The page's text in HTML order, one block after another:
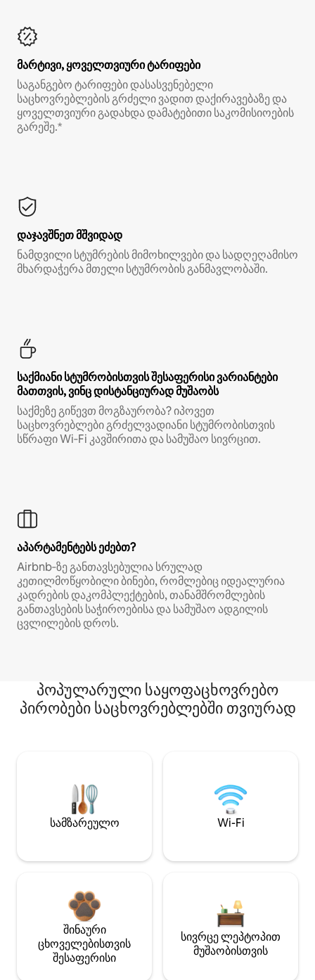
მარტივი, ყოველთვიური ტარიფები
საგანგებო ტარიფები დასასვენებელი
საცხოვრებლების გრძელი ვადით დაქირავებაზე და
ყოველთვიური გადახდა დამატებითი საკომისიოების
გარეშე.*
დაჯავშნეთ მშვიდად
ნამდვილი სტუმრების მიმოხილვები და სადღეღამისო
მხარდაჭერა მთელი სტუმრობის განმავლობაში.
საქმიანი სტუმრობისთვის შესაფერისი ვარიანტები
მათთვის, ვინც დისტანციურად მუშაობს
საქმეზე გიწევთ მოგზაურობა? იპოვეთ
საცხოვრებლები გრძელვადიანი სტუმრობისთვის
სწრაფი Wi‑Fi კავშირითა და სამუშაო სივრცით.
აპარტამენტებს ეძებთ?
Airbnb‑ზე განთავსებულია სრულად
კეთილმოწყობილი ბინები, რომლებიც იდეალურია
კადრების დაკომპლექტების, თანამშრომლების
განთავსების საჭიროებისა და სამუშაო ადგილის
ცვლილების დროს.
პოპულარული საყოფაცხოვრებო
პირობები საცხოვრებლებში თვიურად
სამზარეულო Wi-Fi
შინაური
ცხოველებისთვის
შესაფერისი
სივრცე ლეპტოპით
მუშაობისთვის